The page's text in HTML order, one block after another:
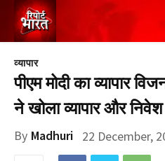
व्यापार
पीएम मोदी का व्यापार
ने खोला व्यापार और निवेश
By Madhuri 22 December,